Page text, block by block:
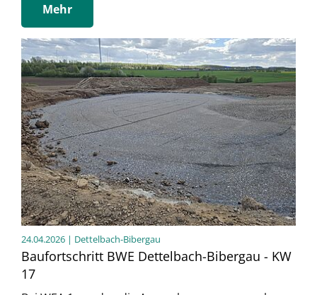
Mehr
24.04.2026 | Dettelbach-Bibergau
Baufortschritt BWE Dettelbach-Bibergau - KW
17